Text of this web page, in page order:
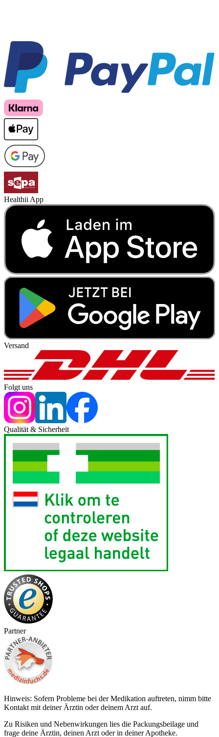
Healthii App
Versand
Folgt uns
Qualität & Sicherheit
Partner
Hinweis: Sofern Probleme bei der Medikation auftreten, nimm bitte
Kontakt mit deiner Ärztin oder deinem Arzt auf.
Zu Risiken und Nebenwirkungen lies die Packungsbeilage und
frage deine Ärztin, deinen Arzt oder in deiner Apotheke.